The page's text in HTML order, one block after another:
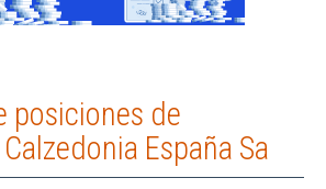
posiciones de
España Sa